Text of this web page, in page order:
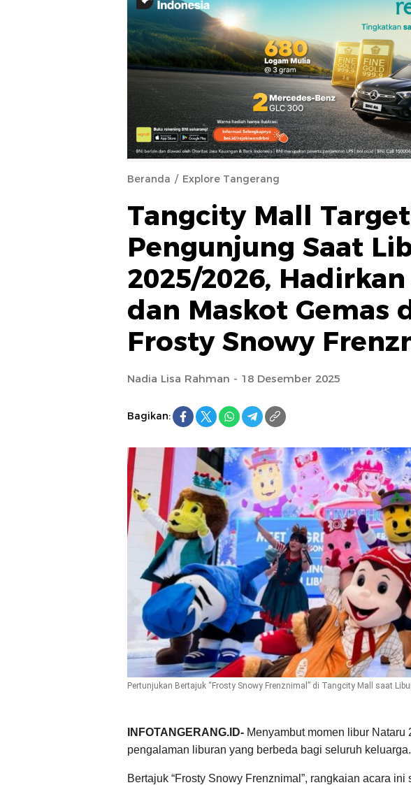
Beranda Explore Tangerang
Tangcity Mall
Pengunjung Saat
2025/2026,
dan Maskot Gemas
Frosty Snowy
Nadia Lisa Rahman - 18 Desember 2025
Bagikan:
Pertunjukan Bertajuk “Frosty Snowy Frenznimal” di Tangcity Mall saat
INFOTANGERANG.ID- Menyambut momen libur Nataru
pengalaman liburan yang berbeda bagi seluruh keluarga.
Bertajuk “Frosty Snowy Frenznimal”, rangkaian acara